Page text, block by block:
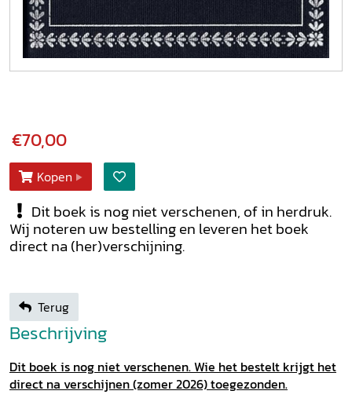
€70,00
Kopen
Dit boek is nog niet verschenen, of in herdruk.
Wij noteren uw bestelling en leveren het boek
direct na (her)verschijning.
Terug
Beschrijving
Dit boek is nog niet verschenen. Wie het bestelt krijgt het
direct na verschijnen (zomer 2026) toegezonden.